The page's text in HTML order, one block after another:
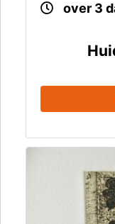
over 3